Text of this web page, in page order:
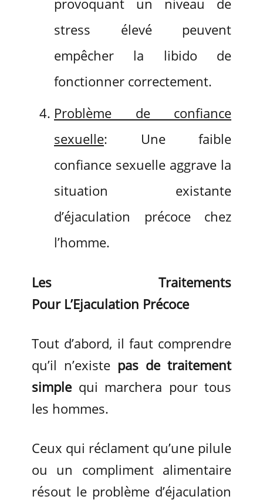
provoquant un niveau de
stress élevé peuvent
empêcher la libido de
fonctionner correctement.
Problème de confiance
sexuelle: Une faible
confiance sexuelle aggrave la
situation existante
d’éjaculation précoce chez
l’homme.
Les Traitements
Pour L’Ejaculation Précoce
Tout d’abord, il faut comprendre
qu’il n’existe pas de traitement
simple qui marchera pour tous
les hommes.
Ceux qui réclament qu’une pilule
ou un compliment alimentaire
résout le problème d’éjaculation